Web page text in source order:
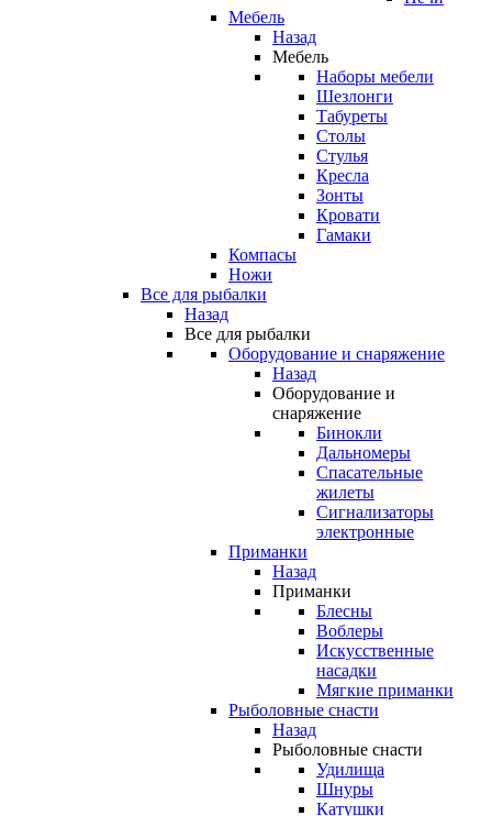
Мебель
Назад
Мебель
Наборы мебели
Шезлонги
Табуреты
Столы
Стулья
Кресла
Зонты
Кровати
Гамаки
Компасы
Ножи
Все для рыбалки
Назад
Все для рыбалки
Оборудование и снаряжение
Назад
Оборудование и
снаряжение
Бинокли
Дальномеры
Спасательные
жилеты
Сигнализаторы
электронные
Приманки
Назад
Приманки
Блесны
Воблеры
Искусственные
насадки
Мягкие приманки
Рыболовные снасти
Назад
Рыболовные снасти
Удилища
Шнуры
Катушки